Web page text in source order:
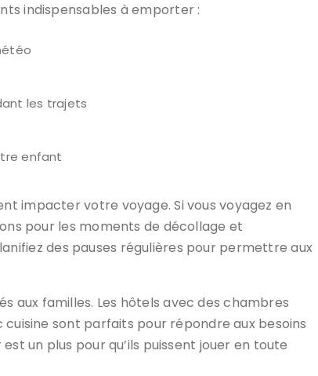
indispensables à emporter :
les trajets
enfant
impacter votre voyage. Si vous voyagez en
pour les moments de décollage et
des pauses régulières pour permettre aux
aux familles. Les hôtels avec des chambres
sont parfaits pour répondre aux besoins
un plus pour qu’ils puissent jouer en toute